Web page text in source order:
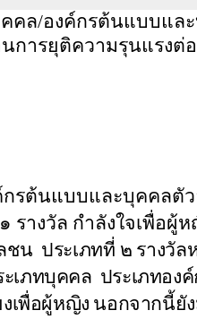
คล/องค์กรต้นแบบแล
รุนแรงต่อผู้ห
และบุคคลตัวอย่
รางวัล กำลังใจเพื่อผู้
ชน ประเภทที่ ๒ รางวั
ะเภทบุคคล ประเภทอง
งเพื่อผู้หญิง นอกจากนี้